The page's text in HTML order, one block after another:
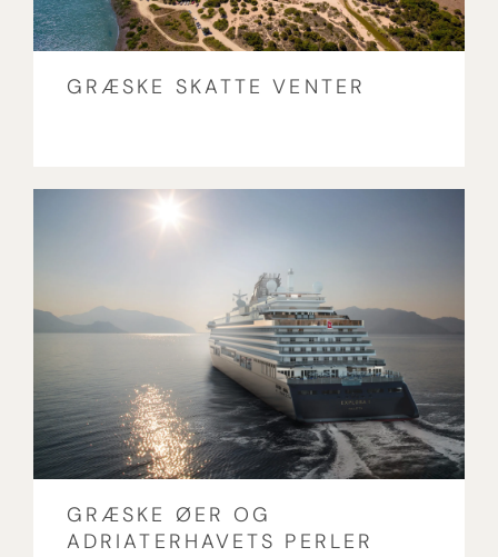
GRÆSKE SKATTE VENTER
GRÆSKE ØER OG
ADRIATERHAVETS PERLER